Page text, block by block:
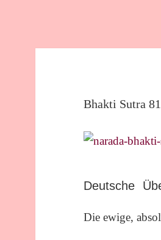
Bhakti Sutra 81
Deutsche
Die ewige,